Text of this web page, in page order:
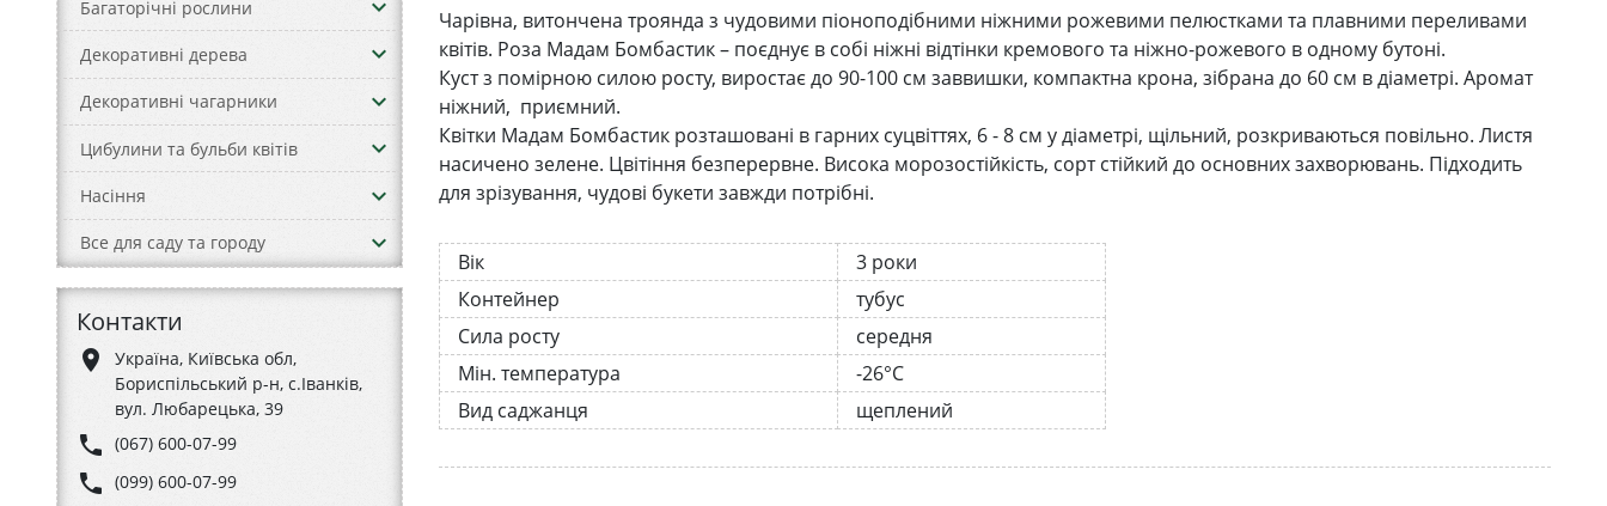
Багаторічні рослини keyboard_arrow_down
Декоративні дерева keyboard_arrow_down
Декоративні чагарники keyboard_arrow_down
Цибулини та бульби квітів keyboard_arrow_down
Насіння keyboard_arrow_down
Все для саду та городу keyboard_arrow_down
Контакти
place
Україна, Київська обл,
Бориспільський р-н, с.Іванків,
вул. Любарецька, 39
phone (067) 600-07-99
phone (099) 600-07-99
Чарівна, витончена троянда з чудовими піоноподібними ніжними рожевими пелюстками та плавними переливами
квітів. Роза Мадам Бомбастик – поєднує в собі ніжні відтінки кремового та ніжно-рожевого в одному бутоні.
Куст з помірною силою росту, виростає до 90-100 см заввишки, компактна крона, зібрана до 60 см в діаметрі. Аромат
ніжний, приємний.
Квітки Мадам Бомбастик розташовані в гарних суцвіттях, 6 - 8 см у діаметрі, щільний, розкриваються повільно. Листя
насичено зелене. Цвітіння безперервне. Висока морозостійкість, сорт стійкий до основних захворювань. Підходить
для зрізування, чудові букети завжди потрібні.
Вік
3 роки
Контейнер
тубус
Сила росту
середня
Мін. температура
-26°C
Вид саджанця
щеплений